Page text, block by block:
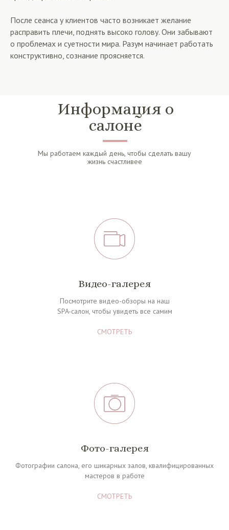
После сеанса у клиентов часто возникает желание
расправить плечи, поднять высоко голову. Они забывают
о проблемах и суетности мира. Разум начинает работать
конструктивно, сознание проясняется.
Информация о
салоне
Мы работаем каждый день, чтобы сделать вашу
жизнь счастливее
Видео-галерея
Посмотрите видео-обзоры на наш
SPA-салон, чтобы увидеть все самим
СМОТРЕТЬ
Фото-галерея
Фотографии салона, его шикарных залов, квалифицированных
мастеров в работе
СМОТРЕТЬ